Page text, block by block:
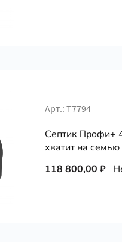
Арт.: Т7794
Септик Профи+
хватит на семью
118 800,00 ₽